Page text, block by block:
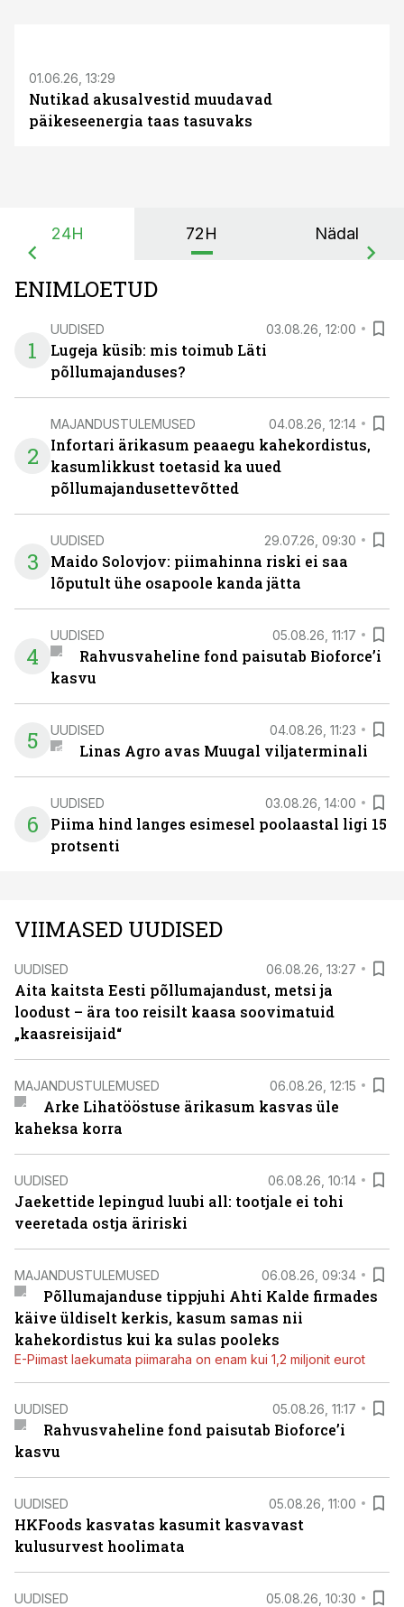
01.06.26, 13:29
Nutikad akusalvestid muudavad
päikeseenergia taas tasuvaks
24H 72H Nädal
ENIMLOETUD
1
UUDISED 03.08.26, 12:00
Lugeja küsib: mis toimub Läti
põllumajanduses?
2
MAJANDUSTULEMUSED 04.08.26, 12:14
Infortari ärikasum peaaegu kahekordistus,
kasumlikkust toetasid ka uued
põllumajandusettevõtted
3
UUDISED 29.07.26, 09:30
Maido Solovjov: piimahinna riski ei saa
lõputult ühe osapoole kanda jätta
4
UUDISED 05.08.26, 11:17
Rahvusvaheline fond paisutab Bioforce’i
kasvu
5 UUDISED 04.08.26, 11:23
Linas Agro avas Muugal viljaterminali
6
UUDISED 03.08.26, 14:00
Piima hind langes esimesel poolaastal ligi 15
protsenti
VIIMASED UUDISED
UUDISED 06.08.26, 13:27
Aita kaitsta Eesti põllumajandust, metsi ja
loodust – ära too reisilt kaasa soovimatuid
„kaasreisijaid“
MAJANDUSTULEMUSED 06.08.26, 12:15
Arke Lihatööstuse ärikasum kasvas üle
kaheksa korra
UUDISED 06.08.26, 10:14
Jaekettide lepingud luubi all: tootjale ei tohi
veeretada ostja äririski
MAJANDUSTULEMUSED 06.08.26, 09:34
Põllumajanduse tippjuhi Ahti Kalde firmades
käive üldiselt kerkis, kasum samas nii
kahekordistus kui ka sulas pooleks
E-Piimast laekumata piimaraha on enam kui 1,2 miljonit eurot
UUDISED 05.08.26, 11:17
Rahvusvaheline fond paisutab Bioforce’i
kasvu
UUDISED 05.08.26, 11:00
HKFoods kasvatas kasumit kasvavast
kulusurvest hoolimata
UUDISED 05.08.26, 10:30